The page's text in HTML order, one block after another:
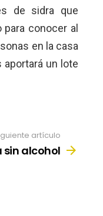
de sidra que
conocer al
en la casa
aportará un lote
artículo
sin alcohol